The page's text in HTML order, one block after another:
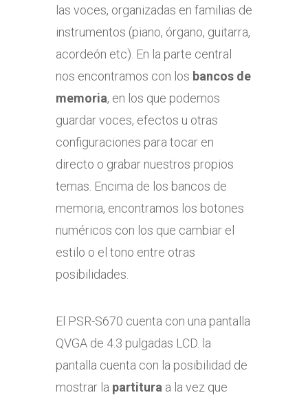
las voces, organizadas en familias de
instrumentos (piano, órgano, guitarra,
acordeón etc). En la parte central
nos encontramos con los bancos de
memoria, en los que podemos
guardar voces, efectos u otras
configuraciones para tocar en
directo o grabar nuestros propios
temas. Encima de los bancos de
memoria, encontramos los botones
numéricos con los que cambiar el
estilo o el tono entre otras
posibilidades.
El PSR-S670 cuenta con una pantalla
QVGA de 4.3 pulgadas LCD. la
pantalla cuenta con la posibilidad de
mostrar la partitura a la vez que